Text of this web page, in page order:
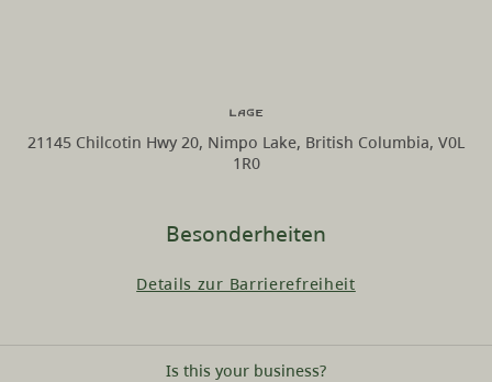
Besonderheiten
Details zur Barrierefreiheit
Is this your business?
Lage
21145 Chilcotin Hwy 20, Nimpo Lake, British Columbia, V0L
1R0